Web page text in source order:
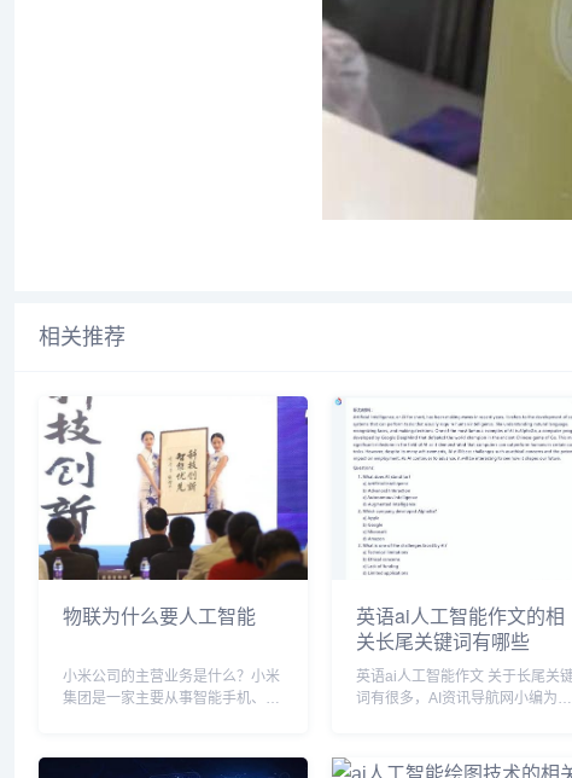
相关推荐
物联为什么要人工智能
小米公司的主营业务是什么？小米
集团是一家主要从事智能手机、物
英语ai人工智能作文的相
关长尾关键词有哪些
英语ai人工智能作文 关于长尾关键
词有很多，AI资讯导航网小编为您
语ai人工智能作文相关长尾关键词